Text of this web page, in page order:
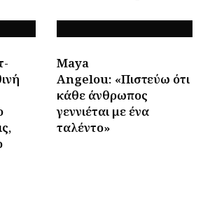
Maya
Angelou: «Πιστεύω ότι
κάθε άνθρωπος
γεννιέται με ένα
ταλέντο»